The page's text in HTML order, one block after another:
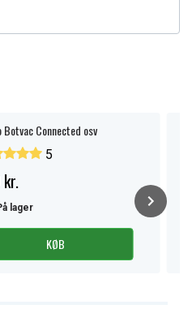
Botvac Connected osv
5
lager
KØB